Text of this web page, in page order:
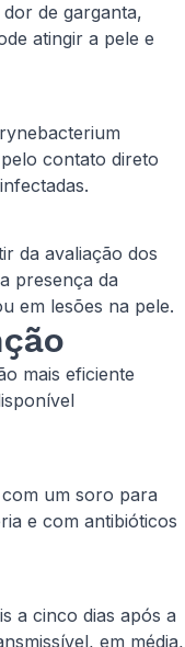
de garganta,
atingir a pele e
contato direto
da avaliação dos
presença da
em lesões na pele.
mais eficiente
um soro para
e com antibióticos
a cinco dias após a
em média,